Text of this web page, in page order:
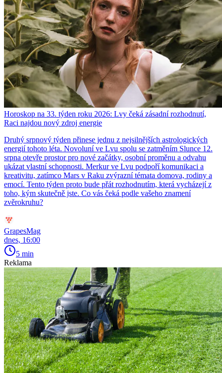
Horoskop na 33. týden roku 2026: Lvy čeká zásadní rozhodnutí,
Raci najdou nový zdroj energie
Druhý srpnový týden přinese jednu z nejsilnějších astrologických
energií tohoto léta. Novoluní ve Lvu spolu se zatměním Slunce 12.
srpna otevře prostor pro nové začátky, osobní proměnu a odvahu
ukázat vlastní schopnosti. Merkur ve Lvu podpoří komunikaci a
kreativitu, zatímco Mars v Raku zvýrazní témata domova, rodiny a
emocí. Tento týden proto bude přát rozhodnutím, která vycházejí z
toho, kým skutečně jste. Co vás čeká podle vašeho znamení
zvěrokruhu?
GrapesMag
dnes, 16:00
5 min
Reklama